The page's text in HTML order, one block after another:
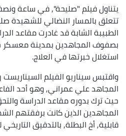
يتناول فيلم "صليحة", في ساعة ونصف,
تتعلق بالمسار النضالي للشهيدة
الطبيبة الشابة قد غادرت مقاعد
بصفوف المجاهدين بمدينة معسكر
استغلال خبرتها في العلاج.
واقتبس سيناريو الفيلم السيناريست
المجاهد علي عمراني, وهو أحد
حيث ترك بدوره مقاعد الدراسة
المجاهدين الذين كانت برفقتهم
قابلية, أخ البطلة, بالتدقيق التاريخي